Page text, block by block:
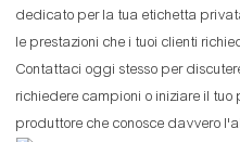
dedicato per la tua etichetta
le prestazioni che i tuoi clienti
Contattaci oggi stesso per
richiedere campioni o iniziare il
produttore che conosce davvero